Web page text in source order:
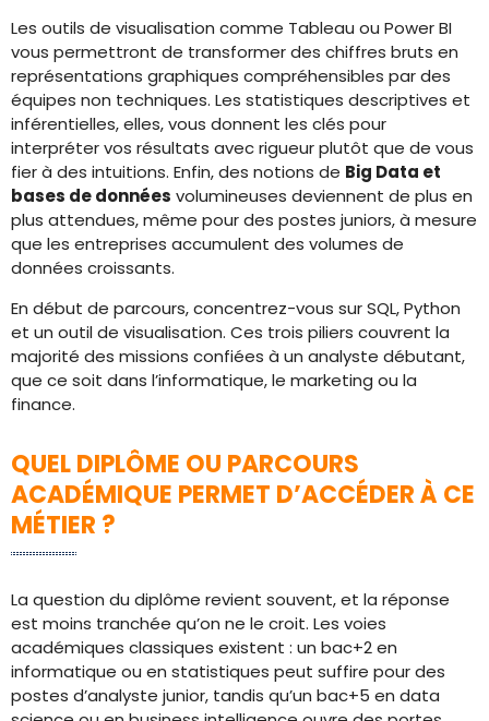
Les outils de visualisation comme Tableau ou Power BI
vous permettront de transformer des chiffres bruts en
représentations graphiques compréhensibles par des
équipes non techniques. Les statistiques descriptives et
inférentielles, elles, vous donnent les clés pour
interpréter vos résultats avec rigueur plutôt que de vous
fier à des intuitions. Enfin, des notions de Big Data et
bases de données volumineuses deviennent de plus en
plus attendues, même pour des postes juniors, à mesure
que les entreprises accumulent des volumes de
données croissants.
En début de parcours, concentrez-vous sur SQL, Python
et un outil de visualisation. Ces trois piliers couvrent la
majorité des missions confiées à un analyste débutant,
que ce soit dans l’informatique, le marketing ou la
finance.
QUEL DIPLÔME OU PARCOURS
ACADÉMIQUE PERMET D’ACCÉDER À CE
MÉTIER ?
La question du diplôme revient souvent, et la réponse
est moins tranchée qu’on ne le croit. Les voies
académiques classiques existent : un bac+2 en
informatique ou en statistiques peut suffire pour des
postes d’analyste junior, tandis qu’un bac+5 en data